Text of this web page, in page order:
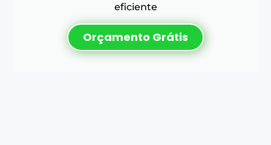
eficiente
Orçamento Grátis